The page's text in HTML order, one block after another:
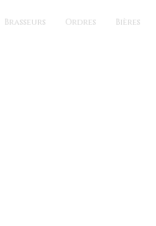
Brasseurs Ordres Bières